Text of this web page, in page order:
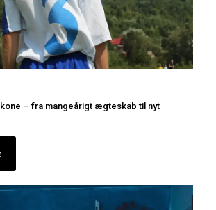
– fra mangeårigt ægteskab til nyt